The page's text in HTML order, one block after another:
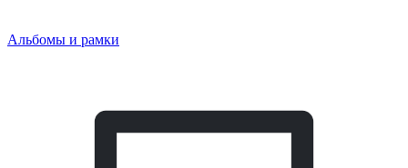
Альбомы и рамки